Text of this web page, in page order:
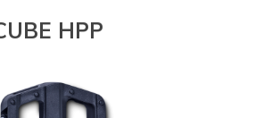
HPP